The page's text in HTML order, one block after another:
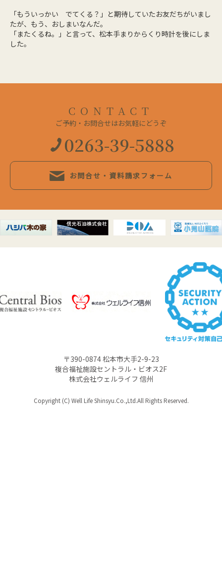
「もういっかい でてくる？」と期待していたお友だちがいまし
たが、もう、おしまいなんだ。
「またくるね。」と言って、松本手まりからくり時計を後にしま
した。
CONTACT
ご予約・お問合せはお気軽にどうぞ
0263-39-5888
お問合せ・資料請求フォーム
〒390-0874 松本市大手2-9-23
複合福祉施設セントラル・ビオス2F
株式会社ウェルライフ 信州
Copyright (C) Well Life Shinsyu.Co.,Ltd.All Rights Reserved.